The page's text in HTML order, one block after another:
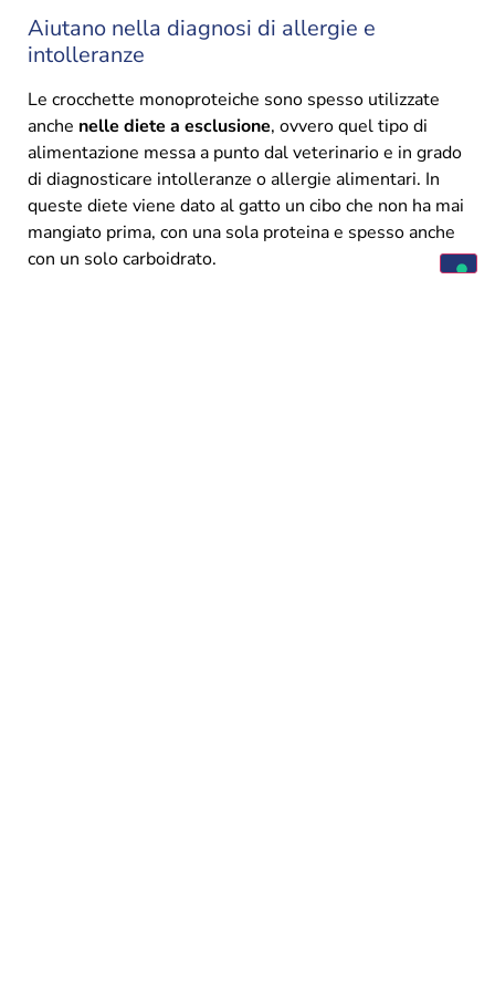
Aiutano nella diagnosi di allergie e
intolleranze
Le crocchette monoproteiche sono spesso utilizzate
anche nelle diete a esclusione, ovvero quel tipo di
alimentazione messa a punto dal veterinario e in grado
di diagnosticare intolleranze o allergie alimentari. In
queste diete viene dato al gatto un cibo che non ha mai
mangiato prima, con una sola proteina e spesso anche
con un solo carboidrato.